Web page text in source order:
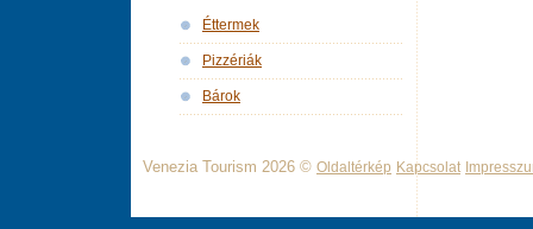
Éttermek
Pizzériák
Bárok
Venezia Tourism 2026 © Oldaltérkép Kapcsolat